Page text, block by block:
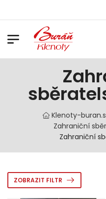
Klenoty-
Zahraniční
Zahraniční
ZOBRAZIT FILTR